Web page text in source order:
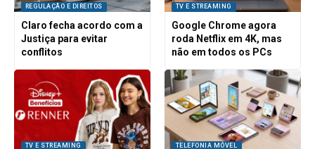
REGULAÇÃO E DIREITOS
Claro fecha acordo com a
Justiça para evitar
conflitos
TV E STREAMING
Google Chrome agora
roda Netflix em 4K, mas
não em todos os PCs
TV E STREAMING TELEFONIA MÓVEL